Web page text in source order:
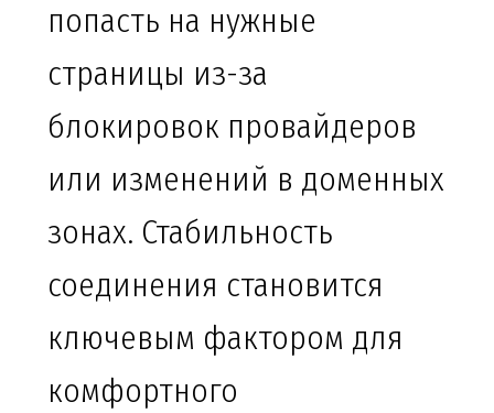
попасть на нужные
страницы из-за
блокировок провайдеров
или изменений в доменных
зонах. Стабильность
соединения становится
ключевым фактором для
комфортного